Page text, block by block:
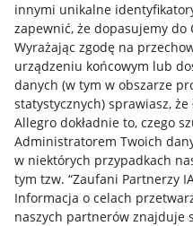
innymi unikalne
zapewnić, że dopasujemy
Wyrażając zgodę na
urządzeniu końcowym lub
danych (w tym w obszarze
statystycznych) sprawiasz,
Allegro dokładnie to, czego
Administratorem Twoich
w niektórych przypadkach
tym tzw. “Zaufani Partnerzy
Informacja o celach
naszych partnerów znajduje
Przydatne informacje